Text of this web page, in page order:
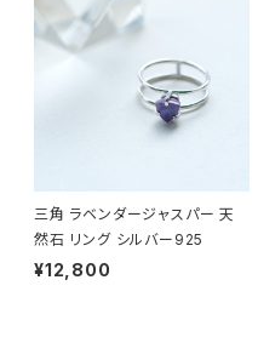
三角 ラベンダージャスパー 天
然石 リング シルバー925
¥12,800